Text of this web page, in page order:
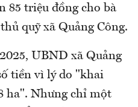
85 triệu đồng cho bà
quỹ xã Quảng Công.
UBND xã Quảng
tiền vì lý do "khai
ha". Nhưng chỉ một